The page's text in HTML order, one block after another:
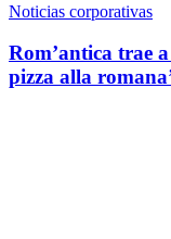
Noticias corporativas
Rom’antica trae
pizza alla